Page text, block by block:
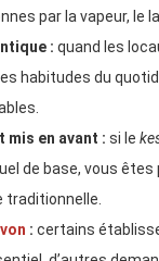
par la vapeur, le
: quand les
habitudes du
mis en avant : si le
de base, vous
traditionnelle.
: certains